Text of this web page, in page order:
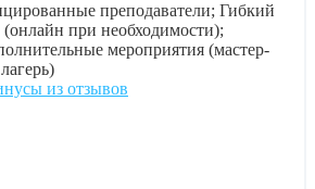
преподаватели; Гибкий
(онлайн при необходимости);
мероприятия (мастер-
из отзывов